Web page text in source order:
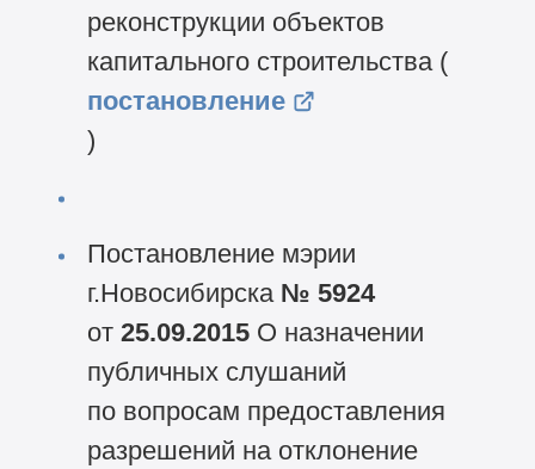
реконструкции объектов
капитального строительства (
постановление
)
Постановление мэрии
г.Новосибирска № 5924
от 25.09.2015 О назначении
публичных слушаний
по вопросам предоставления
разрешений на отклонение